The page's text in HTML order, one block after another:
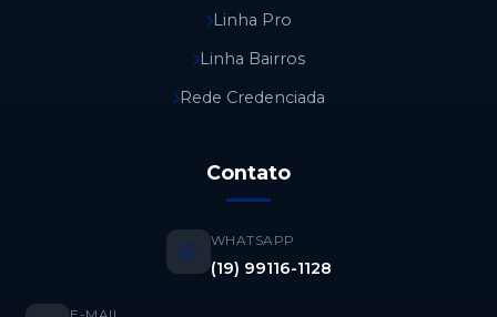
Linha Pro
Linha Bairros
Rede Credenciada
Contato
WHATSAPP
(19) 99116-1128
E-MAIL